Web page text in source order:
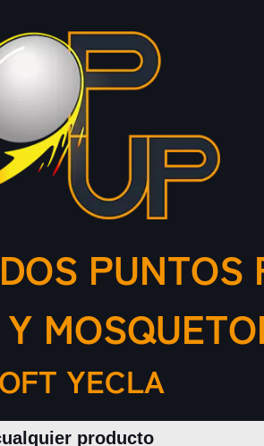
PUNTOS
YECLA
Buscar productos